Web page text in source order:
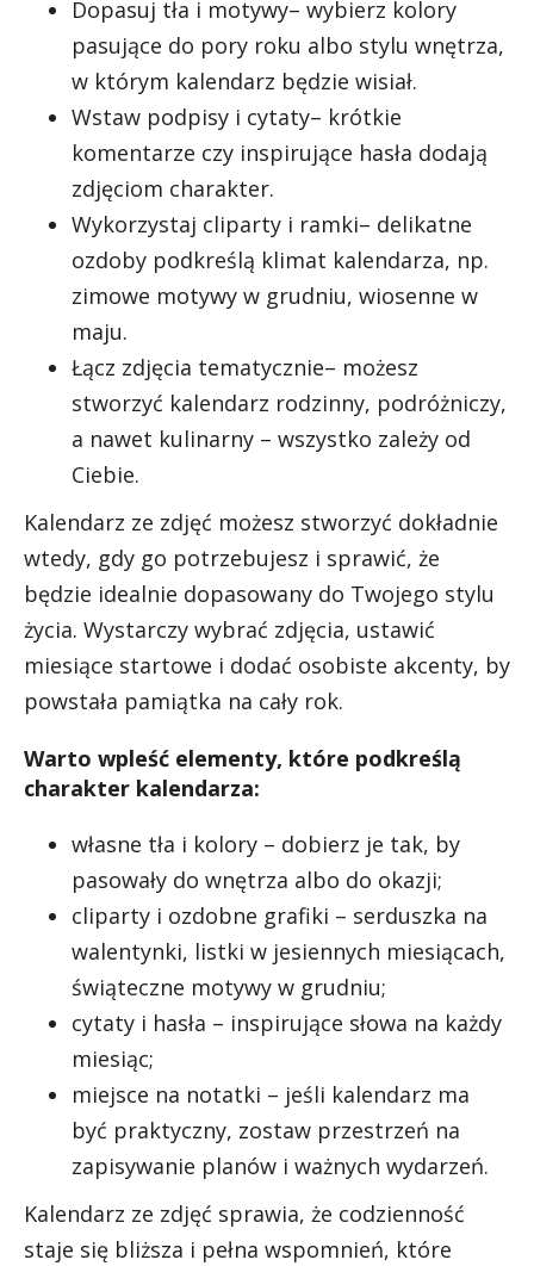
Dopasuj tła i motywy– wybierz kolory
pasujące do pory roku albo stylu wnętrza,
w którym kalendarz będzie wisiał.
Wstaw podpisy i cytaty– krótkie
komentarze czy inspirujące hasła dodają
zdjęciom charakter.
Wykorzystaj cliparty i ramki– delikatne
ozdoby podkreślą klimat kalendarza, np.
zimowe motywy w grudniu, wiosenne w
maju.
Łącz zdjęcia tematycznie– możesz
stworzyć kalendarz rodzinny, podróżniczy,
a nawet kulinarny – wszystko zależy od
Ciebie.
Kalendarz ze zdjęć możesz stworzyć dokładnie
wtedy, gdy go potrzebujesz i sprawić, że
będzie idealnie dopasowany do Twojego stylu
życia. Wystarczy wybrać zdjęcia, ustawić
miesiące startowe i dodać osobiste akcenty, by
powstała pamiątka na cały rok.
Warto wpleść elementy, które podkreślą
charakter kalendarza:
własne tła i kolory – dobierz je tak, by
pasowały do wnętrza albo do okazji;
cliparty i ozdobne grafiki – serduszka na
walentynki, listki w jesiennych miesiącach,
świąteczne motywy w grudniu;
cytaty i hasła – inspirujące słowa na każdy
miesiąc;
miejsce na notatki – jeśli kalendarz ma
być praktyczny, zostaw przestrzeń na
zapisywanie planów i ważnych wydarzeń.
Kalendarz ze zdjęć sprawia, że codzienność
staje się bliższa i pełna wspomnień, które